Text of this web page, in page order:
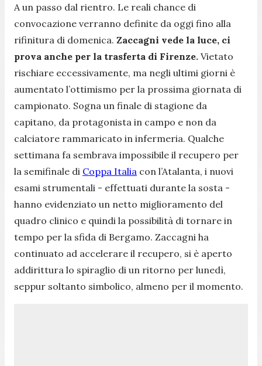
A un passo dal rientro. Le reali chance di
convocazione verranno definite da oggi fino alla
rifinitura di domenica. Zaccagni vede la luce, ci
prova anche per la trasferta di Firenze. Vietato
rischiare eccessivamente, ma negli ultimi giorni è
aumentato l’ottimismo per la prossima giornata di
campionato. Sogna un finale di stagione da
capitano, da protagonista in campo e non da
calciatore rammaricato in infermeria. Qualche
settimana fa sembrava impossibile il recupero per
la semifinale di Coppa Italia con l’Atalanta, i nuovi
esami strumentali - effettuati durante la sosta -
hanno evidenziato un netto miglioramento del
quadro clinico e quindi la possibilità di tornare in
tempo per la sfida di Bergamo. Zaccagni ha
continuato ad accelerare il recupero, si è aperto
addirittura lo spiraglio di un ritorno per lunedì,
seppur soltanto simbolico, almeno per il momento.